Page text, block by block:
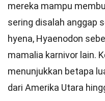
mereka mampu
sering disalah anggap
hyena, Hyaenodon
mamalia karnivor lain.
menunjukkan betapa
dari Amerika Utara